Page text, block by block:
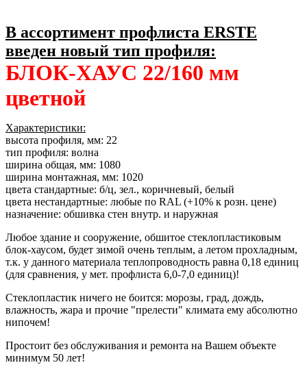
В ассортимент профлиста ERSTE
введен новый тип профиля:
БЛОК-ХАУС 22/160 мм
цветной
Характеристики:
высота профиля, мм: 22
тип профиля: волна
ширина общая, мм: 1080
ширина монтажная, мм: 1020
цвета стандартные: б/ц, зел., коричневый, белый
цвета нестандартные: любые по RAL (+10% к розн. цене)
назначение: обшивка стен внутр. и наружная
Любое здание и сооружение, обшитое стеклопластиковым
блок-хаусом, будет зимой очень теплым, а летом прохладным,
т.к. у данного материала теплопроводность равна 0,18 единиц
(для сравнения, у мет. профлиста 6,0-7,0 единиц)!
Стеклопластик ничего не боится: морозы, град, дождь,
влажность, жара и прочие "прелести" климата ему абсолютно
нипочем!
Простоит без обслуживания и ремонта на Вашем объекте
минимум 50 лет!